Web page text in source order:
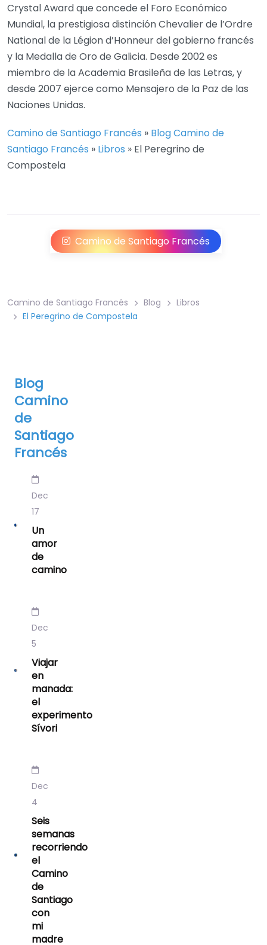
Crystal Award que concede el Foro Económico
Mundial, la prestigiosa distinción Chevalier de l’Ordre
National de la Légion d’Honneur del gobierno francés
y la Medalla de Oro de Galicia. Desde 2002 es
miembro de la Academia Brasileña de las Letras, y
desde 2007 ejerce como Mensajero de la Paz de las
Naciones Unidas.
Camino de Santiago Francés » Blog Camino de
Santiago Francés » Libros » El Peregrino de
Compostela
Camino de Santiago Francés
Camino de Santiago Francés Blog
Libros
El Peregrino de Compostela
Blog
Camino
de
Santiago
Francés
Dec
17
Un
amor
de
camino
Dec
5
Viajar
en
manada:
el
experimento
Sívori
Dec
4
Seis
semanas
recorriendo
el
Camino
de
Santiago
con
mi
madre